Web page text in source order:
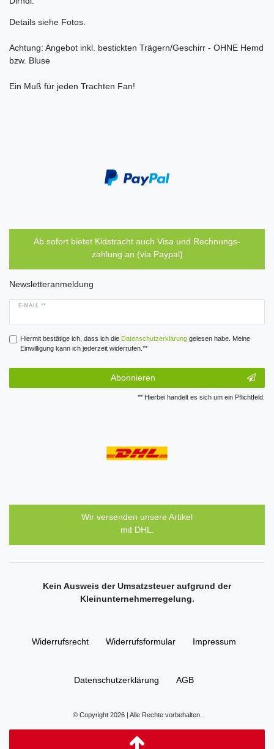
Details siehe Fotos.
Achtung: Angebot inkl. bestickten Trägern/Geschirr - OHNE Hemd
bzw. Bluse
Ein Muß für jeden Trachten Fan!
Ab sofort bietet Kidstracht auch Visa und Rechnungs-
zahlung an (via Paypal)
Newsletteranmeldung
E-MAIL **
Hiermit bestätige ich, dass ich die Daten­schutz­erklärunggelesen habe. Meine
Einwilligung kann ich jederzeit widerrufen.**
Abonnieren
** Hierbei handelt es sich um ein Pflichtfeld.
Wir versenden unsere Artikel
mit DHL.
Kein Ausweis der Umsatzsteuer aufgrund der
Kleinunternehmerregelung.
Widerrufs­recht Widerrufs­formular Impressum
Daten­schutz­erklärung AGB
© Copyright 2026 | Alle Rechte vorbehalten.